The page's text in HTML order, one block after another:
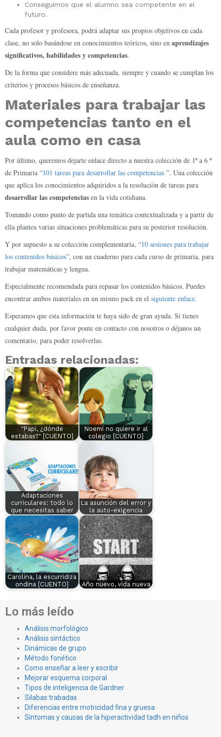
Conseguimos que el alumno sea competente en el
futuro.
Cada profesor y profesora, podrá adaptar sus propios objetivos en cada
clase, no solo basándose en conocimientos teóricos, sino en aprendizajes
significativos, habilidades y competencias.
De la forma que considere más adecuada, siempre y cuando se cumplan los
criterios y procesos básicos de enseñanza.
Materiales para trabajar las
competencias tanto en el
aula como en casa
Por último, queremos dejarte enlace directo a nuestra colección de 1º a 6 º
de Primaria “101 tareas para desarrollar las competencias ”. Una colección
que aplica los conocimientos adquiridos a la resolución de tareas para
desarrollar las competencias en la vida cotidiana.
Tomando como punto de partida una temática contextualizada y a partir de
ella plantea varias situaciones problemáticas para su posterior resolución.
Y por supuesto a su colección complementaria, “10 sesiones para trabajar
los contenidos básicos”, con un cuaderno para cada curso de primaria, para
trabajar matemáticas y lengua.
Especialmente recomendada para repasar los contenidos básicos. Puedes
encontrar ambos materiales en un mismo pack en el siguiente enlace.
Esperamos que esta información te haya sido de gran ayuda. Si tienes
cualquier duda, por favor ponte en contacto con nosotros o déjanos un
comentario, para poder resolverlas.
Entradas relacionadas:
"Papi, ¿dónde
estabas?" [CUENTO]
Noemí no quiere ir al
colegio [CUENTO]
Adaptaciones
curriculares: todo lo
que necesitas saber
La asunción del error y
la auto-exigencia
Carolina, la escurridiza
ondina [CUENTO]
Año nuevo, vida nueva
Lo más leído
Análisis morfológico
Análisis sintáctico
Dinámicas de grupo
Método fonético
Como enseñar a leer y escribir
Mejorar esquema corporal
Tipos de inteligencia de Gardner
Silabas trabadas
Diferencias entre motricidad fina y gruesa
Síntomas y causas de la hiperactividad tadh en niños